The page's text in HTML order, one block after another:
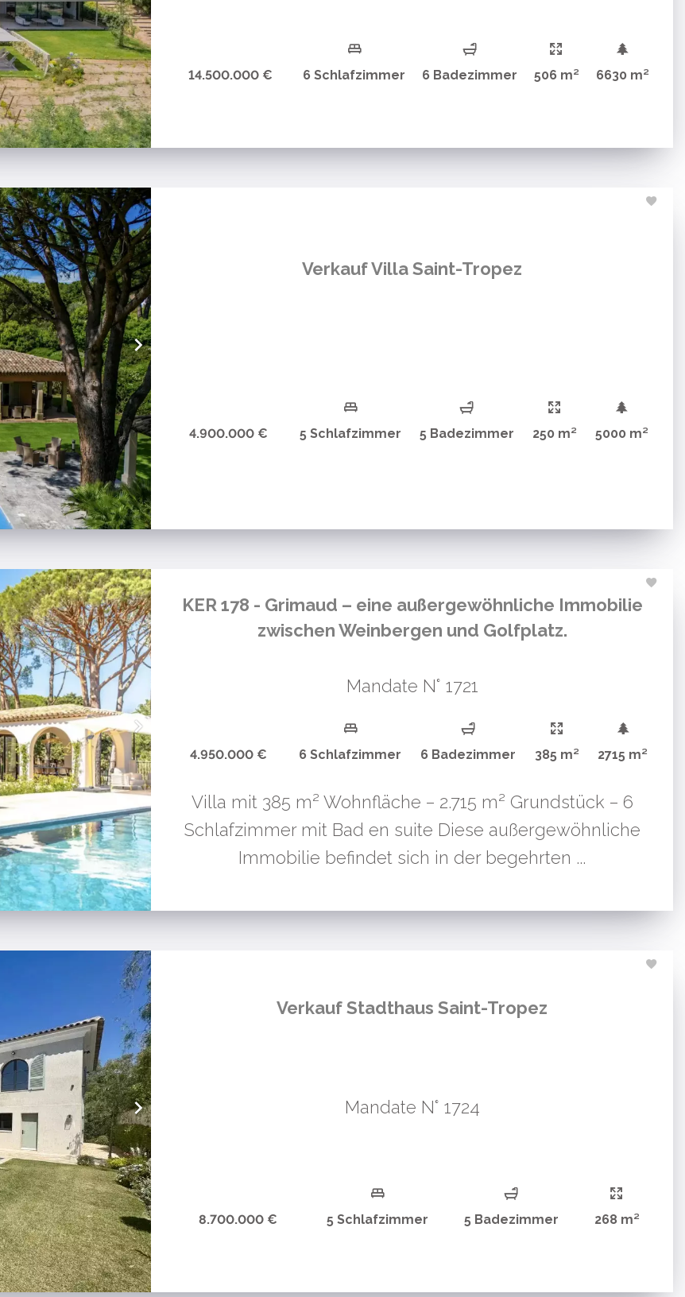
14.500.000 € 6 Schlafzimmer 6 Badezimmer 506 m² 6630 m²
Verkauf Villa Saint-Tropez
4.900.000 € 5 Schlafzimmer 5 Badezimmer 250 m² 5000 m²
KER 178 - Grimaud – eine außergewöhnliche Immobilie
zwischen Weinbergen und Golfplatz.
Mandate N° 1721
4.950.000 € 6 Schlafzimmer 6 Badezimmer 385 m² 2715 m²
Villa mit 385 m² Wohnfläche – 2.715 m² Grundstück – 6
Schlafzimmer mit Bad en suite Diese außergewöhnliche
Immobilie befindet sich in der begehrten ...
Verkauf Stadthaus Saint-Tropez
Mandate N° 1724
8.700.000 € 5 Schlafzimmer 5 Badezimmer 268 m²